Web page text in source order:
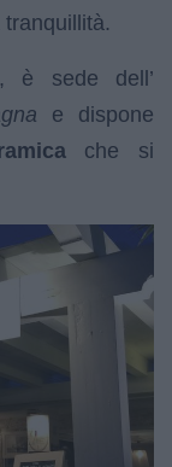
tranquillità.
è sede dell’
e dispone
che si